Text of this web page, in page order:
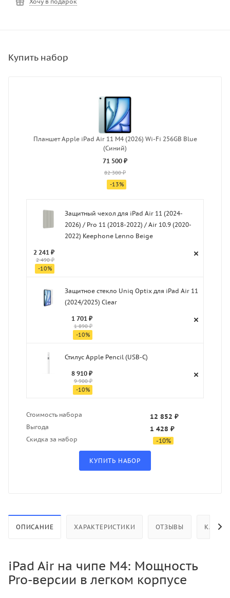
Планшет Apple iPad Air 11 M4 (2026) Wi-Fi 256GB Blue
(Синий)
71 500 ₽
82 300 ₽
-13%
Защитный чехол для iPad Air 11 (2024-
2026) / Pro 11 (2018-2022) / Air 10.9 (2020-
2022) Keephone Lenno Beige
2 241 ₽
2 490 ₽
-10%
Защитное стекло Uniq Optix для iPad Air 11
(2024/2025) Clear
1 701 ₽
1 890 ₽
-10%
Стилус Apple Pencil (USB-C)
8 910 ₽
9 900 ₽
-10%
Стоимость набора 12 852 ₽
Выгода 1 428 ₽
Скидка за набор -10%
ОПИСАНИЕ ХАРАКТЕРИСТИКИ ОТЗЫВЫ КАК
iPad Air на чипе M4: Мощность
Pro-версии в легком корпусе